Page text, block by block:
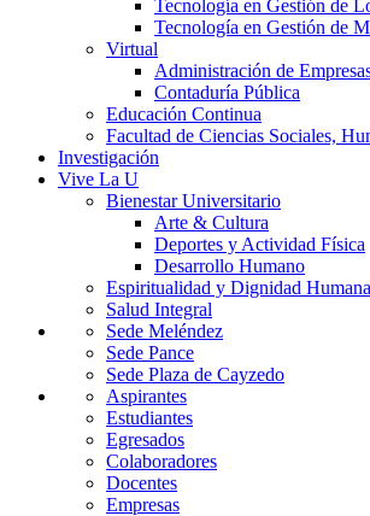
Tecnología en Gestión de
Tecnología en Gestión de
Virtual
Administración de
Contaduría Pública
Educación Continua
Facultad de Ciencias Sociales,
Investigación
Vive La U
Bienestar Universitario
Arte & Cultura
Deportes y Actividad Física
Desarrollo Humano
Espiritualidad y Dignidad Humana
Salud Integral
Sede Meléndez
Sede Pance
Sede Plaza de Cayzedo
Aspirantes
Estudiantes
Egresados
Colaboradores
Docentes
Empresas